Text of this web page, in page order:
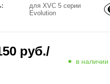
для XVC 5 серии
Evolution
руб./
в наличии